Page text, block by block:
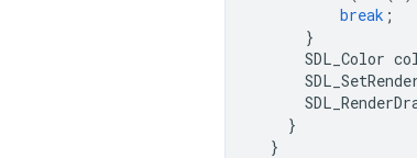
break ;
}
SDL_Color
}
}